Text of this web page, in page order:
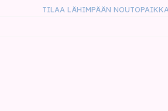
TILAA LÄHIMPÄÄN